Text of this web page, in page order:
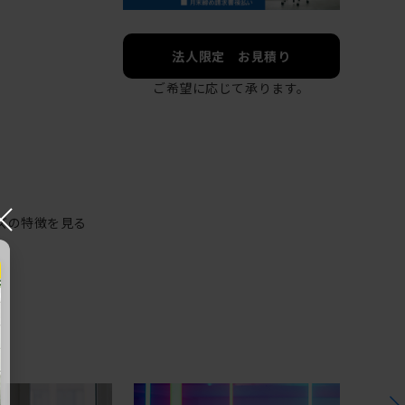
法人限定 お見積り
ご希望に応じて承ります。
の特徴を見る